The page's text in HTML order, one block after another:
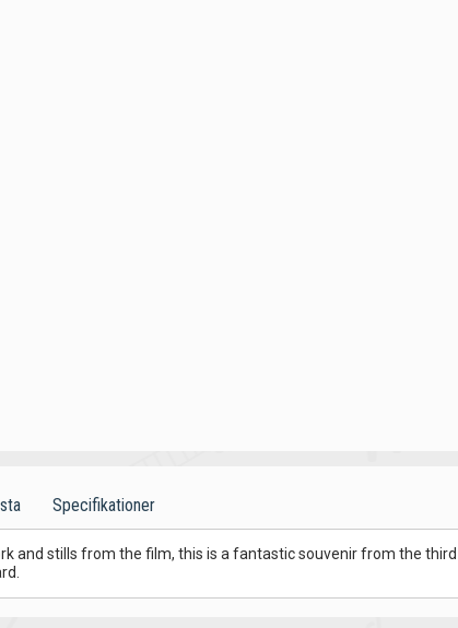
Specifikationer
and stills from the film, this is a fantastic souvenir from the